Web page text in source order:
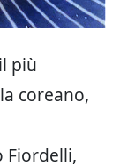
più
coreano,
Fiordelli,